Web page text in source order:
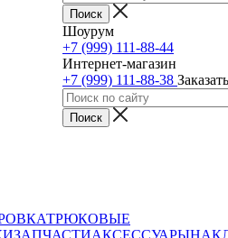
Шоурум
+7 (999) 111-88-44
Интернет-магазин
+7 (999) 111-88-38
ТРЮКОВЫЕ
ЗАПЧАСТИАКСЕССУАРЫ